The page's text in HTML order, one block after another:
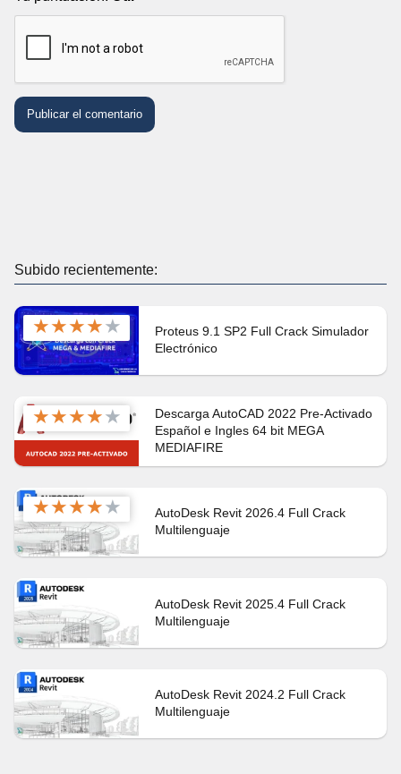
Subido recientemente:
★★★★★
Proteus 9.1 SP2 Full Crack Simulador
Electrónico
★★★★★
Descarga AutoCAD 2022 Pre-Activado
Español e Ingles 64 bit MEGA
MEDIAFIRE
★★★★★
AutoDesk Revit 2026.4 Full Crack
Multilenguaje
AutoDesk Revit 2025.4 Full Crack
Multilenguaje
AutoDesk Revit 2024.2 Full Crack
Multilenguaje